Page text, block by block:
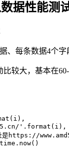
据性能测
、每条数据4个字
比较大，基本在60-
'.format(i),